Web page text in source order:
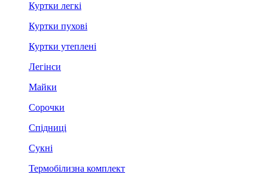
Куртки легкі
Куртки пухові
Куртки утеплені
Легінси
Майки
Сорочки
Спідниці
Сукні
Термобілизна комплект